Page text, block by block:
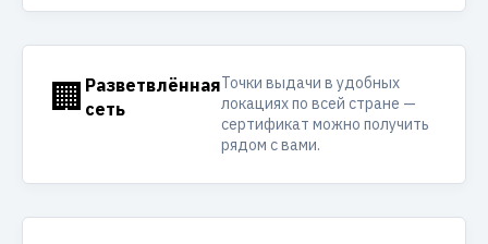
🏢 Разветвлённая
сеть
Точки выдачи в удобных
локациях по всей стране —
сертификат можно получить
рядом с вами.